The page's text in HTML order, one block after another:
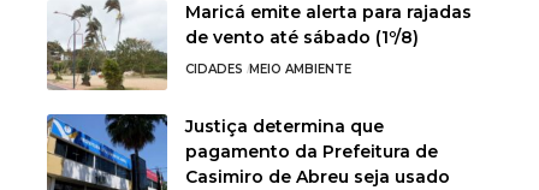
Maricá emite alerta para rajadas
de vento até sábado (1º/8)
CIDADES MEIO AMBIENTE
Justiça determina que
pagamento da Prefeitura de
Casimiro de Abreu seja usado